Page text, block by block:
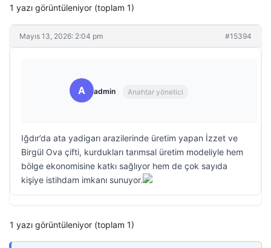
1 yazı görüntüleniyor (toplam 1)
Mayıs 13, 2026: 2:04 pm #15394
A admin Anahtar yönetici
Iğdır’da ata yadigarı arazilerinde üretim yapan İzzet ve
Birgül Ova çifti, kurdukları tarımsal üretim modeliyle hem
bölge ekonomisine katkı sağlıyor hem de çok sayıda
kişiye istihdam imkanı sunuyor.
1 yazı görüntüleniyor (toplam 1)